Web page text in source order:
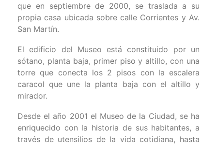
que en septiembre de 2000, se traslada a su
propia casa ubicada sobre calle Corrientes y Av.
San Martín.
El edificio del Museo está constituido por un
sótano, planta baja, primer piso y altillo, con una
torre que conecta los 2 pisos con la escalera
caracol que une la planta baja con el altillo y
mirador.
Desde el año 2001 el Museo de la Ciudad, se ha
enriquecido con la historia de sus habitantes, a
través de utensilios de la vida cotidiana, hasta